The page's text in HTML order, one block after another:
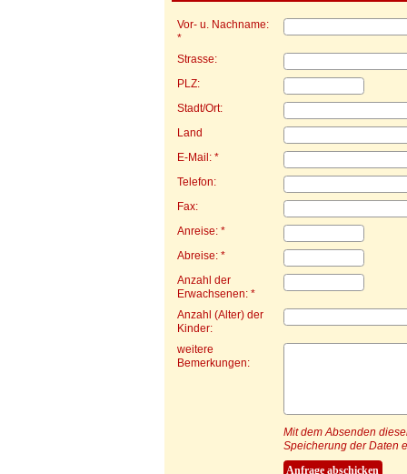
Vor- u. Nachname:
*
Strasse:
PLZ:
Stadt/Ort:
Land
E-Mail: *
Telefon:
Fax:
Anreise: *
Abreise: *
Anzahl der
Erwachsenen: *
Anzahl (Alter) der
Kinder:
weitere
Bemerkungen:
Mit dem Absenden
Speicherung der Daten